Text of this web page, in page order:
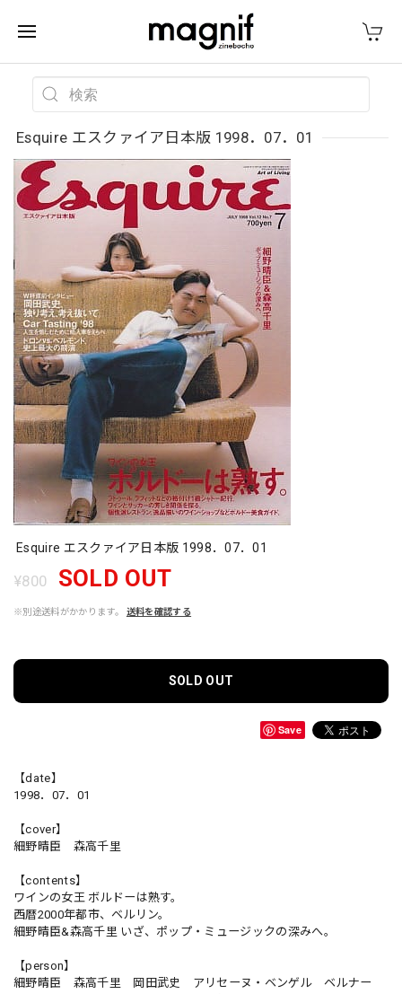
Esquire エスクァイア日本版 1998．07．01
Esquire エスクァイア日本版 1998．07．01
¥800 SOLD OUT
※別途送料がかかります。 送料を確認する
SOLD OUT
Save
【date】
1998．07．01
【cover】
細野晴臣 森高千里
【contents】
ワインの女王 ボルドーは熟す。
西暦2000年都市、ベルリン。
細野晴臣&森高千里 いざ、ポップ・ミュージックの深みへ。
【person】
細野晴臣 森高千里 岡田武史 アリセーヌ・ベンゲル ベルナー